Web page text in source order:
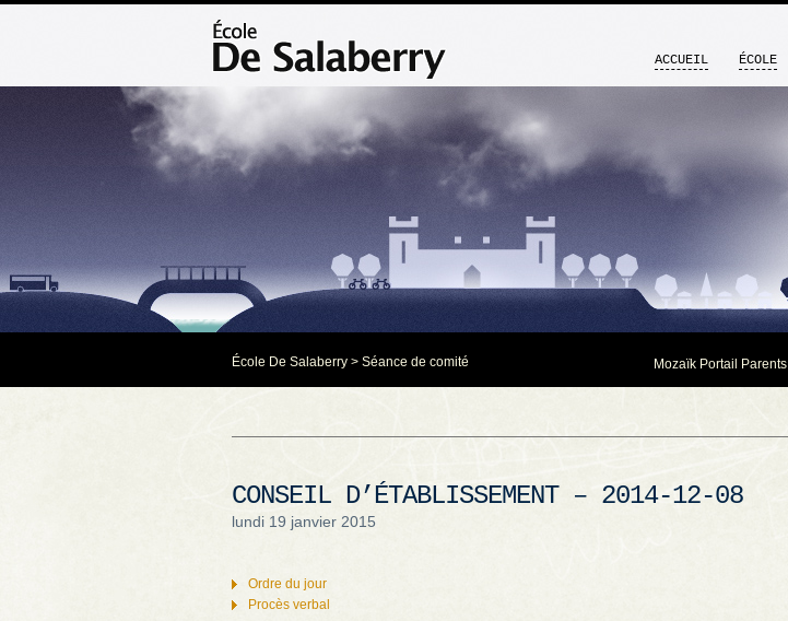
ACCUEIL ÉCOLE
École De Salaberry > Séance de comité Mozaïk Portail Parents
CONSEIL D’ÉTABLISSEMENT – 2014-12-08
lundi 19 janvier 2015
Ordre du jour
Procès verbal